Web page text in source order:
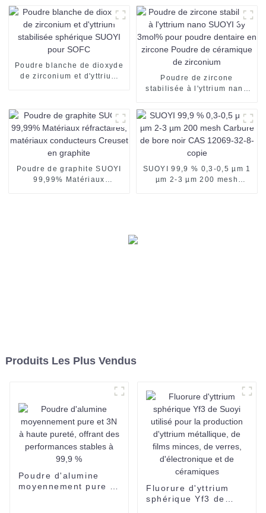
niobium CAS 1313-96-8
matériau de revêtement
poudre de pentoxyde de
niobium nb2o5 fournisseur
direct
Poudre blanche de dioxyde
de zirconium et d'yttrium
Poudre de zircone
stabilisée à l'yttrium nano
poudre dentaire en zircone
Poudre de céramique de
zirconium
Poudre de graphite SUOYI
99,99% Matériaux
SUOYI 99,9 % 0,3-0,5 µm 1
µm 2-3 µm 200 mesh
Produits Les Plus Vendus
Poudre d'alumine
moyennement pure et
Fluorure d'yttrium
sphérique Yf3 de